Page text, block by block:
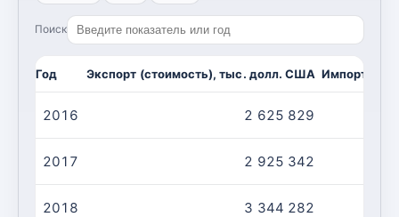
Поиск
Год Экспорт (стоимость), тыс. долл. США Импорт
2016 2 625 829
2017 2 925 342
2018 3 344 282